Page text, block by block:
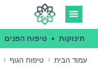
תינוקות טיפוח הפנים
עמוד הבית / טיפוח הגוף /